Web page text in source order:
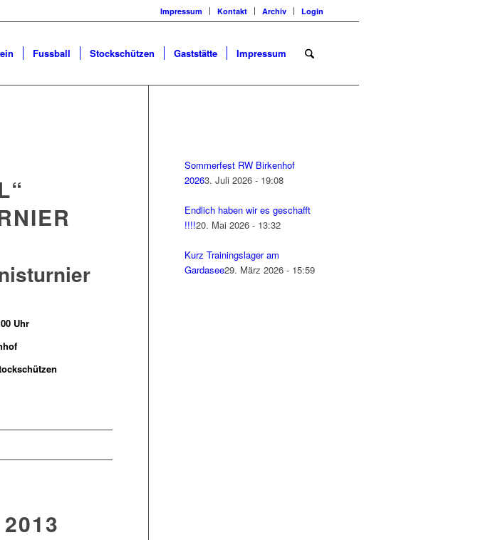
Impressum Kontakt Archiv Login
Fussball Stockschützen Gaststätte Impressum
Uhr
Sommerfest RW Birkenhof
20263. Juli 2026 - 19:08
Endlich haben wir es geschafft
!!!!20. Mai 2026 - 13:32
Kurz Trainingslager am
Gardasee29. März 2026 - 15:59